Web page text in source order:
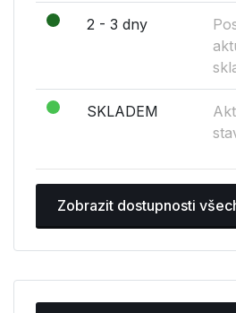
2 - 3 dny
SKLADEM
Zobrazit dostupnosti